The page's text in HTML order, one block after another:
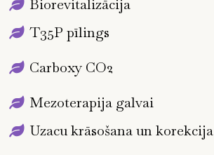
Biorevitalizācija
T35P pīlings
Carboxy CO2
Mezoterapija galvai
Uzacu krāsošana un korekcija